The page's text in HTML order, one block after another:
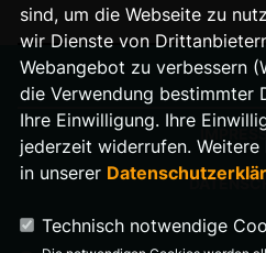
sind, um die Webseite zu
wir Dienste von
Webangebot zu verbessern
die Verwendung bestimmter
Ihre Einwilligung. Ihre
jederzeit widerrufen.
in unserer
Technisch notwendige